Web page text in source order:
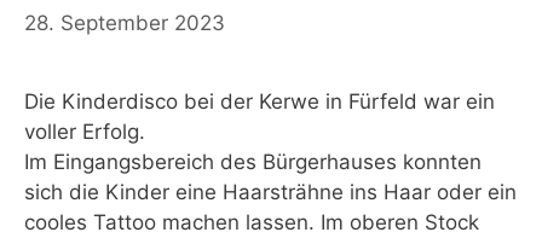
28. September 2023
Die Kinderdisco bei der Kerwe in Fürfeld war ein
voller Erfolg.
Im Eingangsbereich des Bürgerhauses konnten
sich die Kinder eine Haarsträhne ins Haar oder ein
cooles Tattoo machen lassen. Im oberen Stock